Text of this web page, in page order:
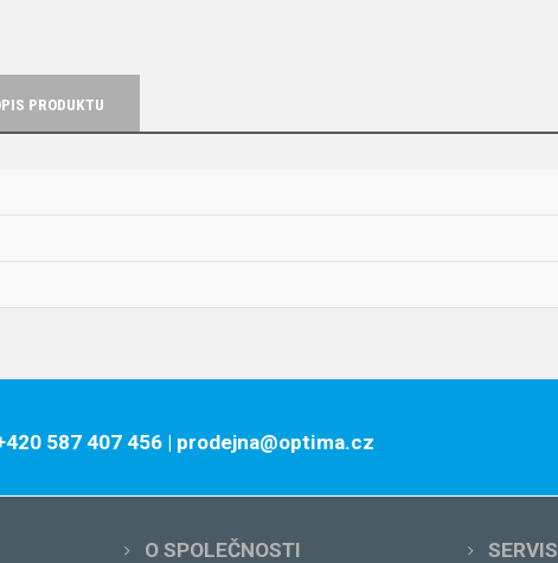
PRODUKTU
587 407 456 | prodejna@optima.cz
O SPOLEČNOSTI SERVIS